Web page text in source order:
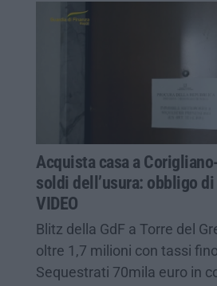
Acquista casa a
soldi dell’usura: obbligo
VIDEO
Blitz della GdF a Torre del
oltre 1,7 milioni con tassi fino
Sequestrati 70mila euro in